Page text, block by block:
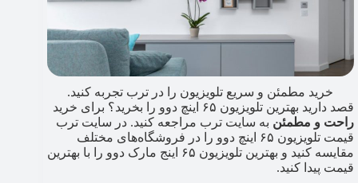
خرید مطمئن و سریع تلویزیون را در ترب تجربه کنید.
قصد دارید بهترین تلویزیون ۶۵ اینچ دوو را بخرید؟ برای خرید
راحت و مطمئن به سایت ترب مراجعه کنید. در سایت ترب
قیمت تلویزیون ۶۵ اینچ دوو را در فروشگاه‌های مختلف
مقایسه کنید و بهترین تلویزیون ۶۵ اینج مارک دوو را با بهترین
قیمت پیدا کنید.